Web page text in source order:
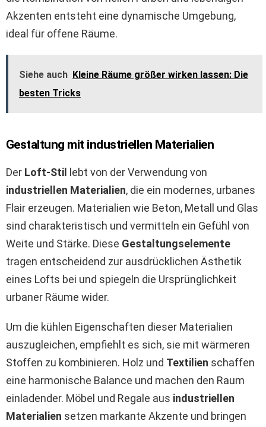
Akzenten entsteht eine dynamische Umgebung,
ideal für offene Räume.
Siehe auch Kleine Räume größer wirken lassen: Die
besten Tricks
Gestaltung mit industriellen Materialien
Der Loft-Stil
lebt von der Verwendung von
industriellen Materialien, die ein modernes, urbanes
Flair erzeugen. Materialien wie Beton, Metall und Glas
sind charakteristisch und vermitteln ein Gefühl von
Weite und Stärke. Diese Gestaltungselemente
tragen entscheidend zur ausdrücklichen Ästhetik
eines Lofts bei und spiegeln die Ursprünglichkeit
urbaner Räume wider.
Um die kühlen Eigenschaften dieser Materialien
auszugleichen, empfiehlt es sich, sie mit wärmeren
Stoffen zu kombinieren. Holz und Textilien schaffen
eine harmonische Balance und machen den Raum
einladender. Möbel und Regale aus industriellen
Materialien setzen markante Akzente und bringen